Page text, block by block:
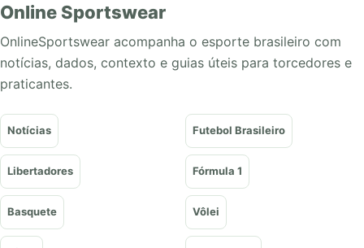
Online Sportswear
OnlineSportswear acompanha o esporte brasileiro com
notícias, dados, contexto e guias úteis para torcedores e
praticantes.
Notícias Futebol Brasileiro
Libertadores Fórmula 1
Basquete Vôlei